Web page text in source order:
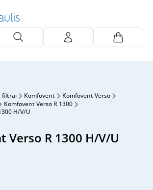
filtrai Komfovent
Komfovent Verso
Komfovent Verso R 1300
H/V/U
Verso R 1300 H/V/U